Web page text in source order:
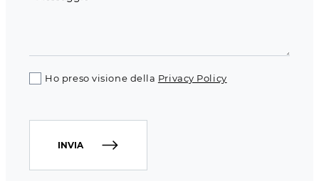
Ho preso visione della Privacy Policy
INVIA